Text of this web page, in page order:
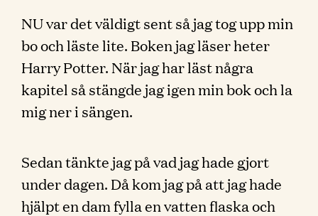
NU var det väldigt sent så jag tog upp min
bo och läste lite. Boken jag läser heter
Harry Potter. När jag har läst några
kapitel så stängde jag igen min bok och la
mig ner i sängen.
Sedan tänkte jag på vad jag hade gjort
under dagen. Då kom jag på att jag hade
hjälpt en dam fylla en vatten flaska och